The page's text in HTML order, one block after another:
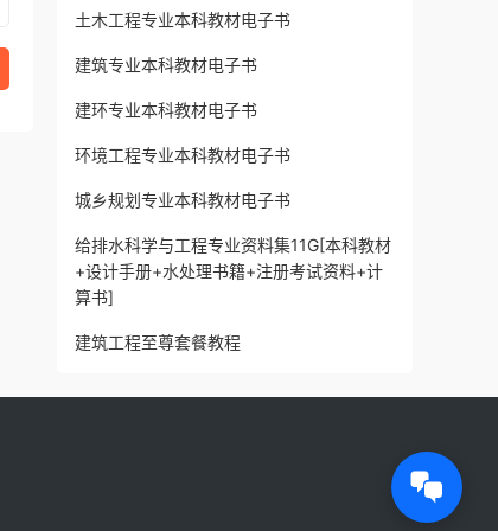
土木工程专业本科教材电子书
建筑专业本科教材电子书
建环专业本科教材电子书
环境工程专业本科教材电子书
城乡规划专业本科教材电子书
给排水科学与工程专业资料集11G[本科教材
+设计手册+水处理书籍+注册考试资料+计
算书]
建筑工程至尊套餐教程